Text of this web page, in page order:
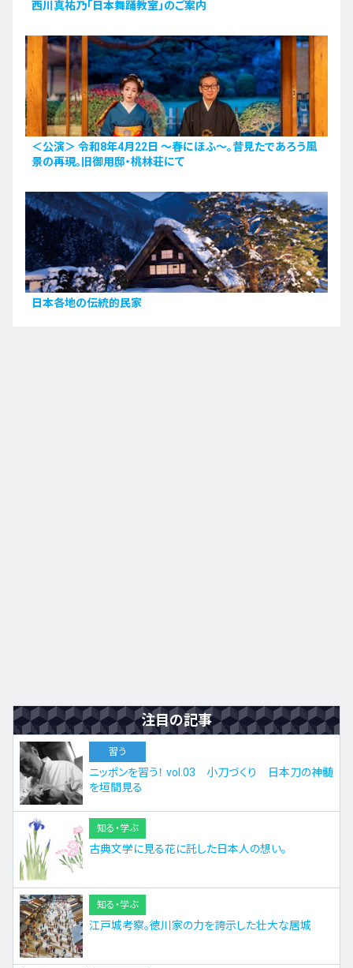
西川真祐乃「日本舞踊教室」のご案内
＜公演＞ 令和8年4月22日 〜春にほふ〜。昔見たであろう風
景の再現。旧御用邸・桃林荘にて
日本各地の伝統的民家
注目の記事
習う
ニッポンを習う！ vol.03 小刀づくり 日本刀の神髄
を垣間見る
知る・学ぶ
古典文学に見る花に託した日本人の想い。
知る・学ぶ
江戸城考察。徳川家の力を誇示した壮大な居城